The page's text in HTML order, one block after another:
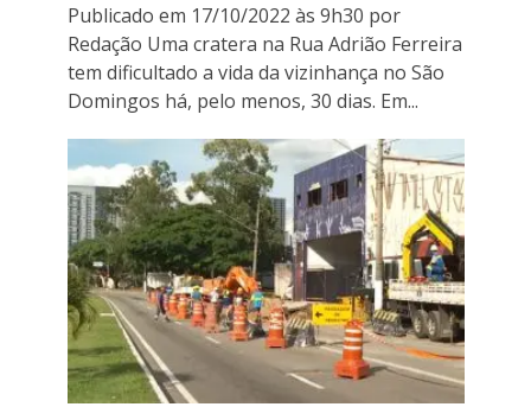
Publicado em 17/10/2022 às 9h30 por
Redação Uma cratera na Rua Adrião Ferreira
tem dificultado a vida da vizinhança no São
Domingos há, pelo menos, 30 dias. Em...